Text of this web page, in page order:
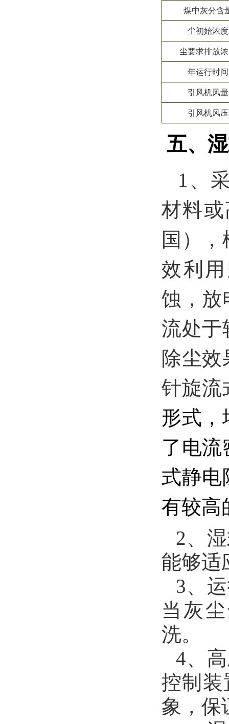
煤中灰分含
尘初始浓度
尘要求排放
年运行时间
引风机风量
引风机风压
五、
1 、
材料
国）
效利
蚀，放
流处于
除尘
针旋流
形式，
了电
式静电
有较高
2、
能够适
3、
当灰
洗。
4、
控制装
象，保